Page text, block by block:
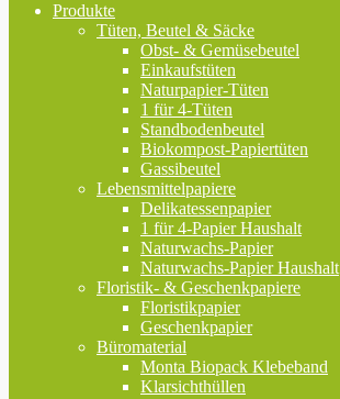
Produkte
Tüten, Beutel & Säcke
Obst- & Gemüsebeutel
Einkaufstüten
Naturpapier-Tüten
1 für 4-Tüten
Standbodenbeutel
Biokompost-Papiertüten
Gassibeutel
Lebensmittelpapiere
Delikatessenpapier
1 für 4-Papier Haushalt
Naturwachs-Papier
Naturwachs-Papier Haushalt
Floristik- & Geschenkpapiere
Floristikpapier
Geschenkpapier
Büromaterial
Monta Biopack Klebeband
Klarsichthüllen